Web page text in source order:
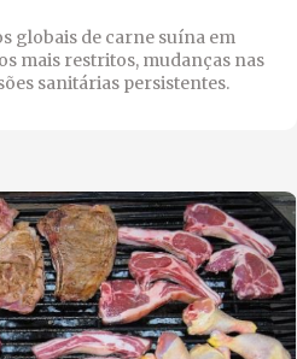
globais de carne suína em
mais restritos, mudanças nas
sanitárias persistentes.